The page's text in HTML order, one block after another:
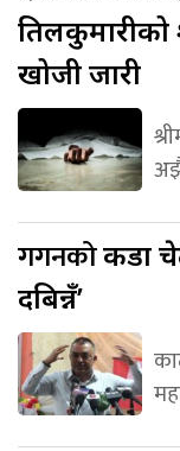
खोजी जारी
गगनकोकडा
दबिन्नँ’